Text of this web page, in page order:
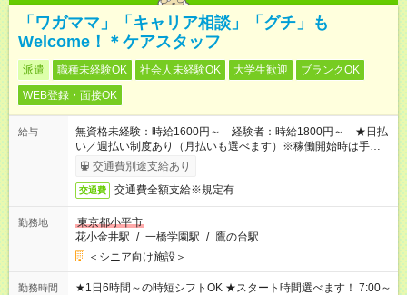
「ワガママ」「キャリア相談」「グチ」も
Welcome！＊ケアスタッフ
派遣 職種未経験OK 社会人未経験OK 大学生歓迎
ブランクOK
WEB登録・面接OK
給与
無資格未経験：時給1600円～ 経験者：時給1800円～ ★日払
い／週払い制度あり（月払いも選べます）※稼働開始時は手続き
完了次第のお支払いとなります。
交通費別途支給あり
交通費 交通費全額支給※規定有
勤務地
東京都小平市
花小金井駅 / 一橋学園駅 / 鷹の台駅
＜シニア向け施設＞
勤務時間
★1日6時間～の時短シフトOK ★スタート時間選べます！ 7:00～